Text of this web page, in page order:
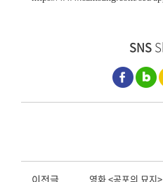
SNS
이전글